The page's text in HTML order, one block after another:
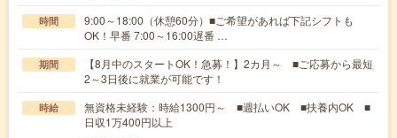
時間
9:00～18:00（休憩60分）■ご希望があれば下記シフトも
OK！早番 7:00～16:00遅番 …
期間
【8月中のスタートOK！急募！】2カ月～ ■ご応募から最短
2～3日後に就業が可能です！
時給
無資格未経験：時給1300円～ ■週払いOK ■扶養内OK ■
日収1万400円以上